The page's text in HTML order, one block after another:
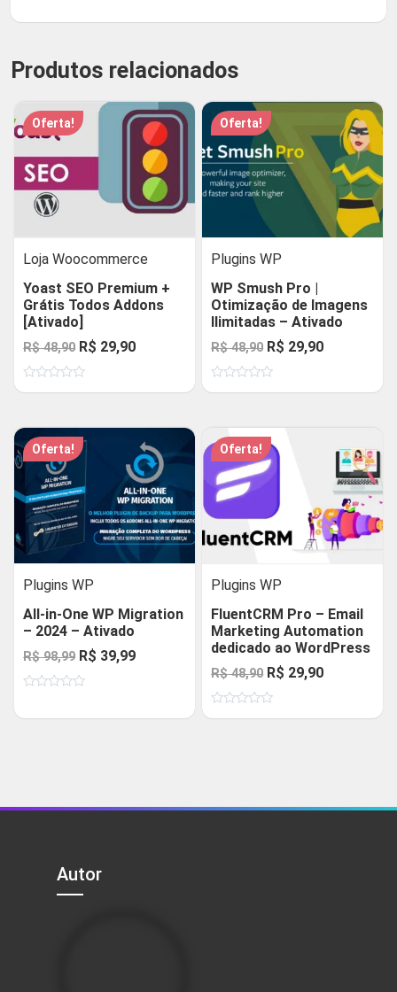
Produtos relacionados
Oferta!
Loja Woocommerce
Yoast SEO Premium +
Grátis Todos Addons
[Ativado]
R$48,90 O
preço
original
R$ 48,90.
R$ 29,90O
atual
R$ 29,90.
Oferta!
Plugins WP
WP Smush Pro |
Otimização de Imagens
Ilimitadas – Ativado
R$48,90 O
preço
original
R$ 48,90.
R$ 29,90O
atual
Oferta!
Plugins WP
All-in-One WP Migration
– 2024 – Ativado
R$98,99 O
preço
R$ 39,99O
de
Oferta!
Plugins WP
FluentCRM Pro – Email
Marketing Automation
dedicado ao WordPress
R$48,90 O
preço
original
R$ 29,90O
atual
Autor